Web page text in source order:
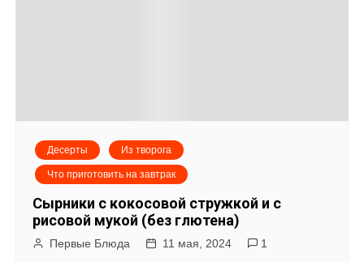
Десерты Из творога
Что приготовить на завтрак
Сырники с кокосовой стружкой и с
рисовой мукой (без глютена)
Первые Блюда 11 мая, 2024 1